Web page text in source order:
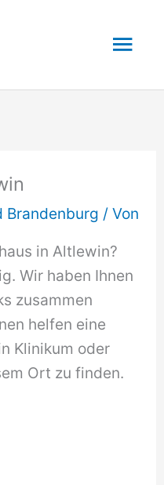
Brandenburg / Von
in Altlewin?
Wir haben Ihnen
zusammen
helfen eine
Klinikum oder
Ort zu finden.